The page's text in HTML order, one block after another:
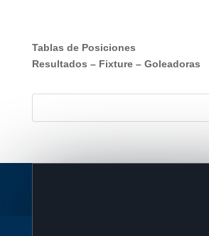
Tablas de Posiciones
Resultados – Fixture– Goleadoras